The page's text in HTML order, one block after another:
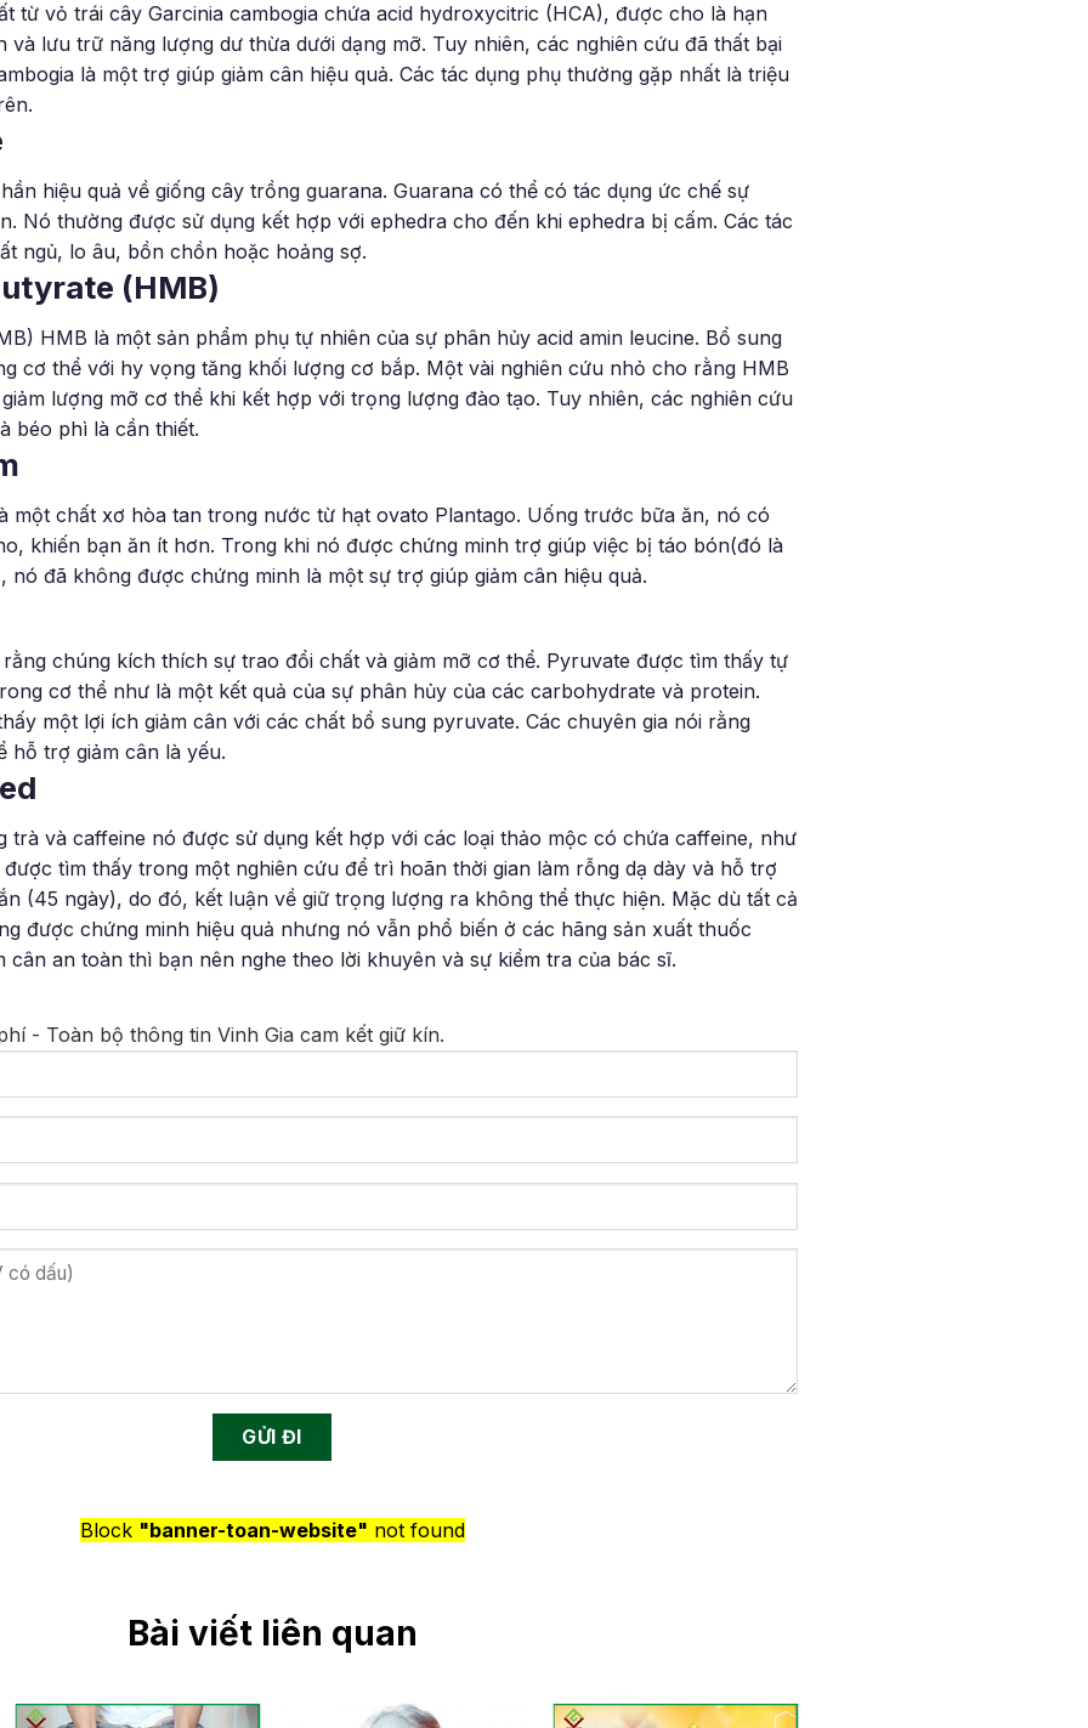
từ vỏ trái cây Garcinia cambogia chứa acid hydroxycitric (HCA), được cho là hạn
và lưu trữ năng lượng dư thừa dưới dạng mỡ. Tuy nhiên, các nghiên cứu đã thất bại
là một trợ giúp giảm cân hiệu quả. Các tác dụng phụ thường gặp nhất là triệu
hiệu quả về giống cây trồng guarana. Guarana có thể có tác dụng ức chế sự
Nó thường được sử dụng kết hợp với ephedra cho đến khi ephedra bị cấm. Các tác
ngủ, lo âu, bồn chồn hoặc hoảng sợ.
(HMB)
HMB là một sản phẩm phụ tự nhiên của sự phân hủy acid amin leucine. Bổ sung
cơ thể với hy vọng tăng khối lượng cơ bắp. Một vài nghiên cứu nhỏ cho rằng HMB
lượng mỡ cơ thể khi kết hợp với trọng lượng đào tạo. Tuy nhiên, các nghiên cứu
béo phì là cần thiết.
một chất xơ hòa tan trong nước từ hạt ovato Plantago. Uống trước bữa ăn, nó có
khiến bạn ăn ít hơn. Trong khi nó được chứng minh trợ giúp việc bị táo bón(đó là
nó đã không được chứng minh là một sự trợ giúp giảm cân hiệu quả.
chúng kích thích sự trao đổi chất và giảm mỡ cơ thể. Pyruvate được tìm thấy tự
cơ thể như là một kết quả của sự phân hủy của các carbohydrate và protein.
một lợi ích giảm cân với các chất bổ sung pyruvate. Các chuyên gia nói rằng
hỗ trợ giảm cân là yếu.
trà và caffeine nó được sử dụng kết hợp với các loại thảo mộc có chứa caffeine, như
tìm thấy trong một nghiên cứu để trì hoãn thời gian làm rỗng dạ dày và hỗ trợ
(45 ngày), do đó, kết luận về giữ trọng lượng ra không thể thực hiện. Mặc dù tất cả
được chứng minh hiệu quả nhưng nó vẫn phổ biến ở các hãng sản xuất thuốc
cân an toàn thì bạn nên nghe theo lời khuyên và sự kiểm tra của bác sĩ.
- Toàn bộ thông tin Vinh Gia cam kết giữ kín.
Block "banner-toan-website" not found
Bài viết liên quan